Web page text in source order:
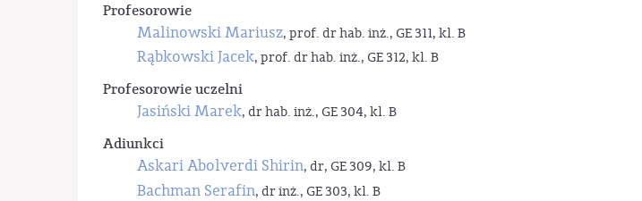
Profesorowie
Malinowski Mariusz, prof. dr hab. inż., GE 311, kl. B
Rąbkowski Jacek, prof. dr hab. inż., GE 312, kl. B
Profesorowie uczelni
Jasiński Marek, dr hab. inż., GE 304, kl. B
Adiunkci
Askari Abolverdi Shirin, dr, GE 309, kl. B
Bachman Serafin, dr inż., GE 303, kl. B